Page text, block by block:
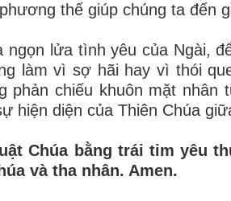
thế giúp chúng ta đến
ngọn lửa tình yêu của Ngài,
làm vì sợ hãi hay vì thói
phản chiếu khuôn mặt nhân
hiện diện của Thiên Chúa
Chúa bằng trái tim yêu
và tha nhân. Amen.